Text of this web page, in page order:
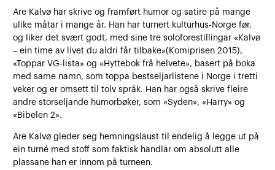
Are Kalvø har skrive og framført humor og satire på mange
ulike måtar i mange år. Han har turnert kulturhus-Norge før,
og liker det svært godt, med sine tre soloforestillingar «Kalvø
– ein time av livet du aldri får tilbake»(Komiprisen 2015),
«Toppar VG-lista» og «Hyttebok frå helvete», basert på boka
med same namn, som toppa bestseljarlistene i Norge i tretti
veker og er omsett til tolv språk. Han har også skrive fleire
andre storseljande humorbøker, som «Syden», «Harry» og
«Bibelen 2».
Are Kalvø gleder seg hemningslaust til endelig å legge ut på
ein turné med stoff som faktisk handlar om absolutt alle
plassane han er innom på turneen.